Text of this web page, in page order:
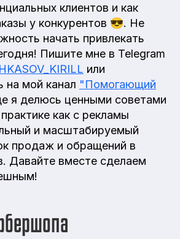
клиентов и как
у конкурентов 😎. Не
начать привлекать
Пишите мне в Telegram
или
на мой канал "Помогающий
я делюсь ценными советами
как с рекламы
и масштабируемый
продаж и обращений в
Давайте вместе сделаем